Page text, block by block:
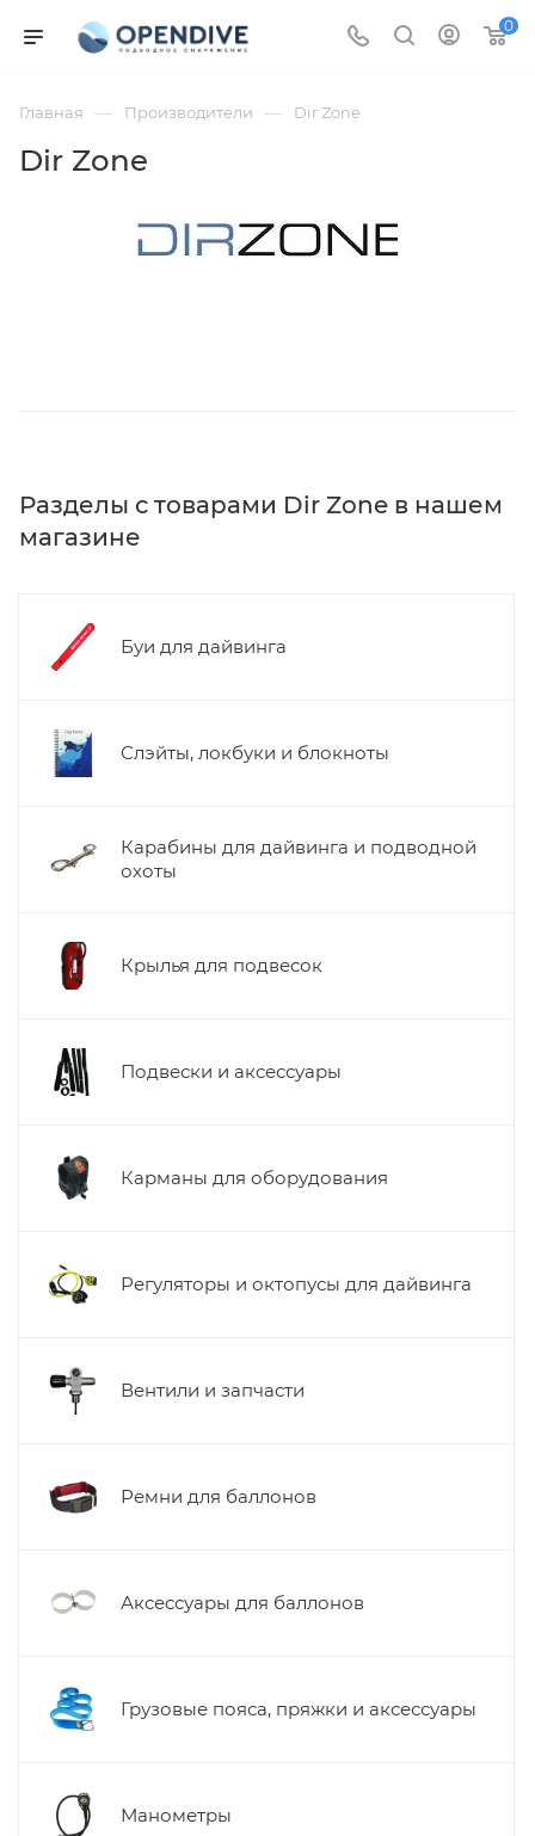
0
Главная — Производители — Dir Zone
Dir Zone
Разделы с товарами Dir Zone в нашем
магазине
Буи для дайвинга
Слэйты, локбуки и блокноты
Карабины для дайвинга и подводной
охоты
Крылья для подвесок
Подвески и аксессуары
Карманы для оборудования
Регуляторы и октопусы для дайвинга
Вентили и запчасти
Ремни для баллонов
Аксессуары для баллонов
Грузовые пояса, пряжки и аксессуары
Манометры